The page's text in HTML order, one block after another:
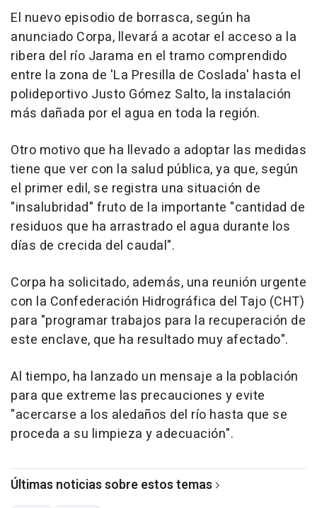
El nuevo episodio de borrasca, según ha
anunciado Corpa, llevará a acotar el acceso a la
ribera del río Jarama en el tramo comprendido
entre la zona de 'La Presilla de Coslada' hasta el
polideportivo Justo Gómez Salto, la instalación
más dañada por el agua en toda la región.
Otro motivo que ha llevado a adoptar las medidas
tiene que ver con la salud pública, ya que, según
el primer edil, se registra una situación de
"insalubridad" fruto de la importante "cantidad de
residuos que ha arrastrado el agua durante los
días de crecida del caudal".
Corpa ha solicitado, además, una reunión urgente
con la Confederación Hidrográfica del Tajo (CHT)
para "programar trabajos para la recuperación de
este enclave, que ha resultado muy afectado".
Al tiempo, ha lanzado un mensaje a la población
para que extreme las precauciones y evite
"acercarse a los aledaños del río hasta que se
proceda a su limpieza y adecuación".
Últimas noticias sobre estos temas